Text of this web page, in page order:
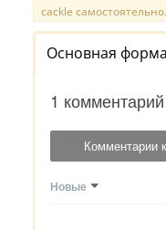
cackle
Основная
1 комментарий
Комментарии
Новые